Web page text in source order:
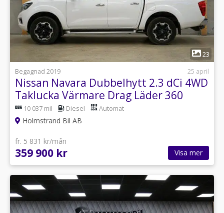
1
23
Begagnad 2019
25 april
Nissan Navara Dubbelhytt 2.3 dCi 4WD
Taklucka Värmare Drag Läder 360
10 037 mil Diesel Automat
Holmstrand Bil AB
fr. 5 831 kr/mån
359 900 kr Visa mer